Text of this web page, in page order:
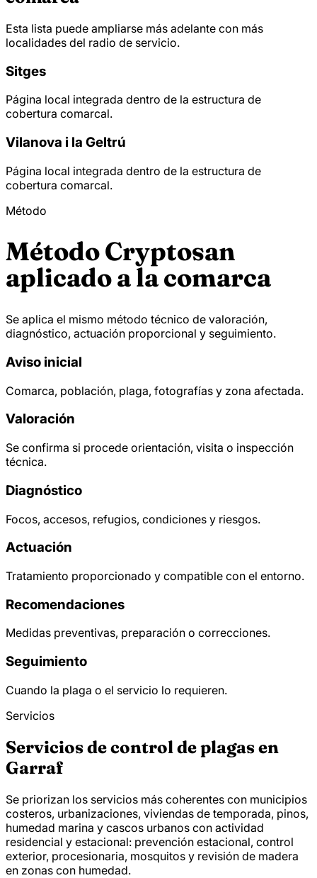
Esta lista puede ampliarse más adelante con más
localidades del radio de servicio.
Sitges
Página local integrada dentro de la estructura de
cobertura comarcal.
Vilanova i la Geltrú
Página local integrada dentro de la estructura de
cobertura comarcal.
Método
Método Cryptosan
aplicado a la comarca
Se aplica el mismo método técnico de valoración,
diagnóstico, actuación proporcional y seguimiento.
Aviso inicial
Comarca, población, plaga, fotografías y zona afectada.
Valoración
Se confirma si procede orientación, visita o inspección
técnica.
Diagnóstico
Focos, accesos, refugios, condiciones y riesgos.
Actuación
Tratamiento proporcionado y compatible con el entorno.
Recomendaciones
Medidas preventivas, preparación o correcciones.
Seguimiento
Cuando la plaga o el servicio lo requieren.
Servicios
Servicios de control de plagas en
Garraf
Se priorizan los servicios más coherentes con municipios
costeros, urbanizaciones, viviendas de temporada, pinos,
humedad marina y cascos urbanos con actividad
residencial y estacional: prevención estacional, control
exterior, procesionaria, mosquitos y revisión de madera
en zonas con humedad.